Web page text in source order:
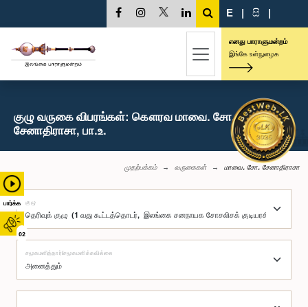
பார்க்க
02
E | සි |
எனது பாராளுமன்றம்
இங்கே உள்நுழைக
குழு வருகை விபரங்கள்: கௌரவ மாவை. சோ.
சேனாதிராசா, பா.உ.
முதற்பக்கம் வருகைகள் மாவை. சோ. சேனாதிராசா
குழு
சமூகமளித்தார்/சமூகமளிக்கவில்லை